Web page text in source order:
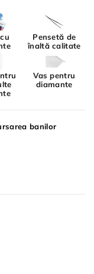
Pensetă de
înaltă calitate
Vas pentru
diamante
banilor